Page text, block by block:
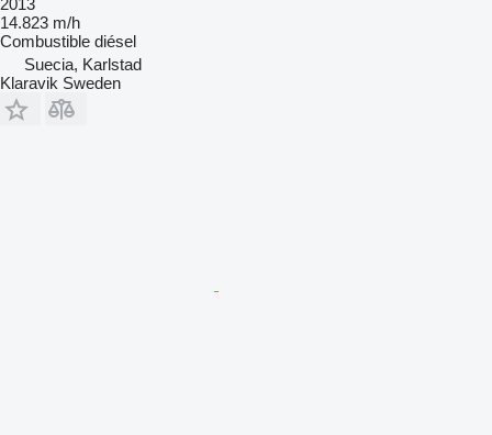
14.823 m/h
Combustible diésel
Suecia, Karlstad
Klaravik Sweden